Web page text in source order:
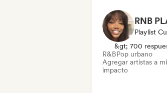
Playlist
&gt; 700
R&BPop urbano
Agregar artistas a
impacto